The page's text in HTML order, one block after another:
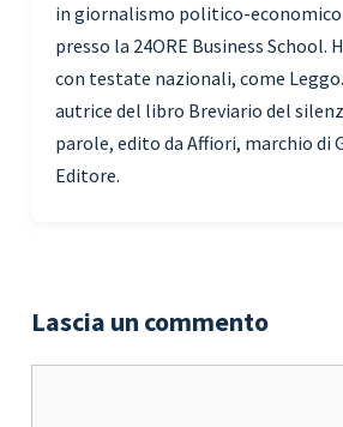
in giornalismo politico-
presso la 24ORE Business School.
con testate nazionali, come
autrice del libro Breviario del
parole, edito da Affiori, marchio di
Editore.
Lascia un commento